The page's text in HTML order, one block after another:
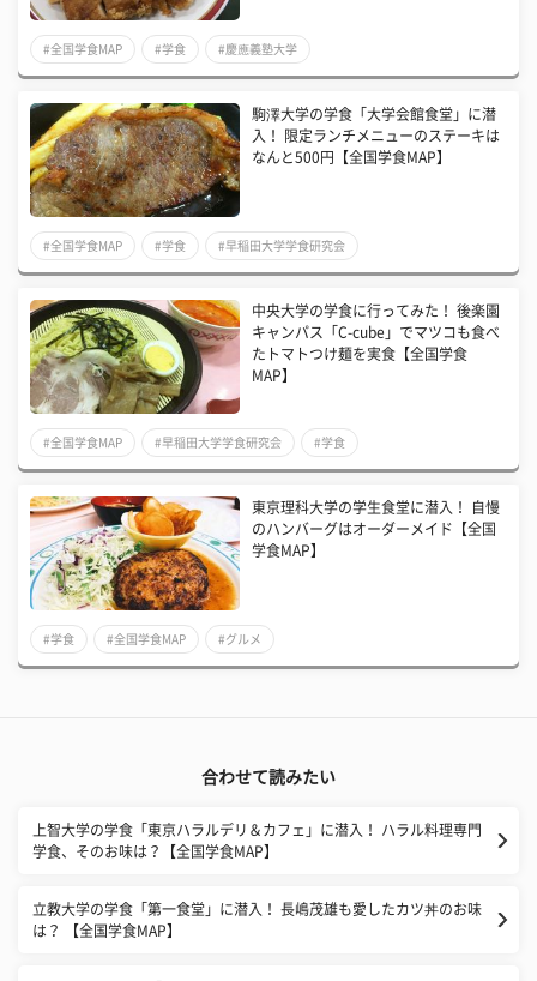
#全国学食MAP #学食 #慶應義塾大学
駒澤大学の学食「大学会館食堂」に潜
入！ 限定ランチメニューのステーキは
なんと500円【全国学食MAP】
#全国学食MAP #学食 #早稲田大学学食研究会
中央大学の学食に行ってみた！ 後楽園
キャンパス「C-cube」でマツコも食べ
たトマトつけ麺を実食【全国学食
MAP】
#全国学食MAP #早稲田大学学食研究会 #学食
東京理科大学の学生食堂に潜入！ 自慢
のハンバーグはオーダーメイド【全国
学食MAP】
#学食 #全国学食MAP #グルメ
合わせて読みたい
上智大学の学食「東京ハラルデリ＆カフェ」に潜入！ ハラル料理専門
学食、そのお味は？【全国学食MAP】
立教大学の学食「第一食堂」に潜入！ 長嶋茂雄も愛したカツ丼のお味
は？ 【全国学食MAP】